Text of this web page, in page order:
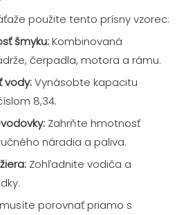
použite tento prísny vzorec:
šmyku:Kombinovaná
čerpadla, motora a rámu.
vody:Vynásobte kapacitu
8,34.
Zahrňte hmotnosť
náradia a paliva.
Zohľadnite vodiča a
porovnať priamo s